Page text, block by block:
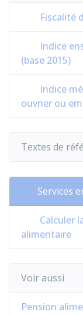
Fiscalité
Indice
(base 2015)
Indice
ouvrier ou
Textes de
Services
Calculer
alimentaire
Voir aussi
Pension